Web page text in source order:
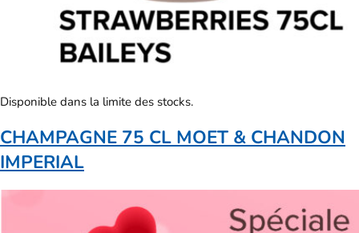
Disponible dans la limite des stocks.
CHAMPAGNE 75 CL MOET & CHANDON
IMPERIAL